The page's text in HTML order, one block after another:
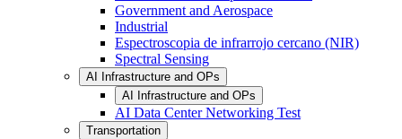
Government and Aerospace
Industrial
Espectroscopia de infrarrojo cercano (NIR)
Spectral Sensing
AI Infrastructure and OPs
AI Infrastructure and OPs
AI Data Center Networking Test
Transportation